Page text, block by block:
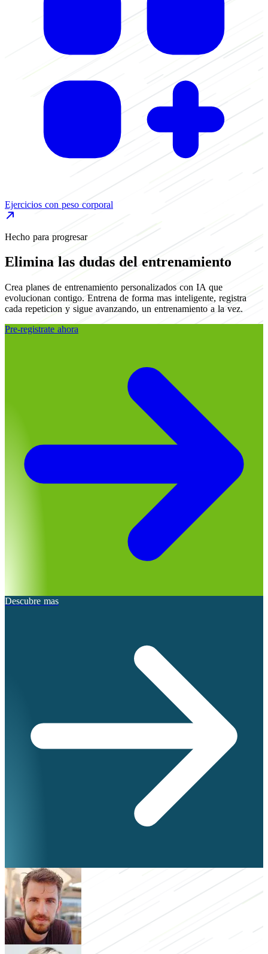
Ejercicios con peso corporal
Hecho para progresar
Elimina las dudas del entrenamiento
Crea planes de entrenamiento personalizados con IA que
evolucionan contigo. Entrena de forma mas inteligente, registra
cada repeticion y sigue avanzando, un entrenamiento a la vez.
Pre-registrate ahora
Descubre mas